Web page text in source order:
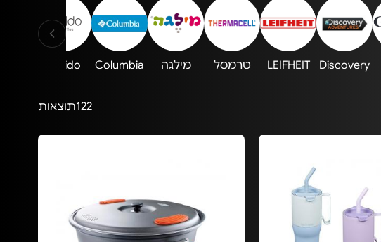
Discovery
LEIFHEIT טרמסל מילגה Columbia
Yesido
122תוצאות